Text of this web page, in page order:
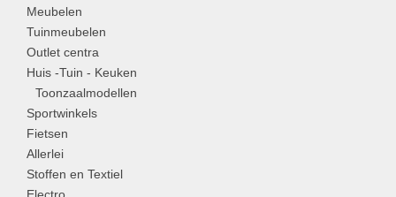
Meubelen
Tuinmeubelen
Outlet centra
Huis -Tuin - Keuken
Toonzaalmodellen
Sportwinkels
Fietsen
Allerlei
Stoffen en Textiel